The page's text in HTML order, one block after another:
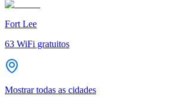
Fort Lee
63 WiFi gratuitos
Mostrar todas as cidades